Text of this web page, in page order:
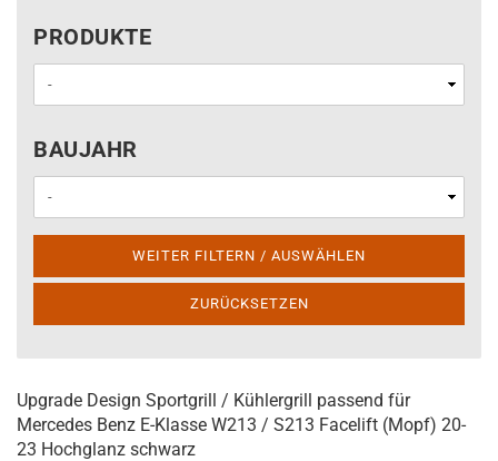
PRODUKTE
PRODUKTE
BAUJAHR
BAUJAHR
WEITER FILTERN / AUSWÄHLEN
ZURÜCKSETZEN
Upgrade Design Sportgrill / Kühlergrill passend für
Mercedes Benz E-Klasse W213 / S213 Facelift (Mopf) 20-
23 Hochglanz schwarz